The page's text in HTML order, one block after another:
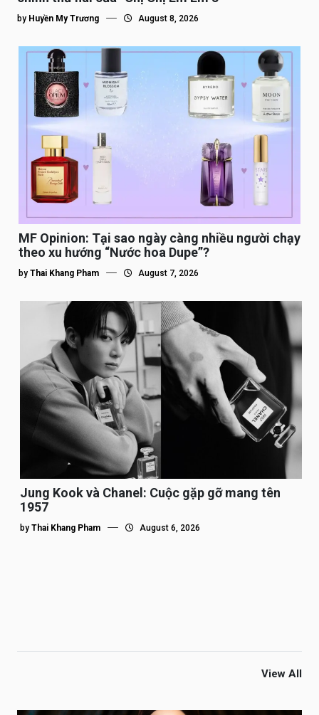
by Huyền My Trương August 8, 2026
MF Opinion: Tại sao ngày càng nhiều người chạy
theo xu hướng “Nước hoa Dupe”?
by Thai Khang Pham August 7, 2026
Jung Kook và Chanel: Cuộc gặp gỡ mang tên
1957
by Thai Khang Pham August 6, 2026
View All